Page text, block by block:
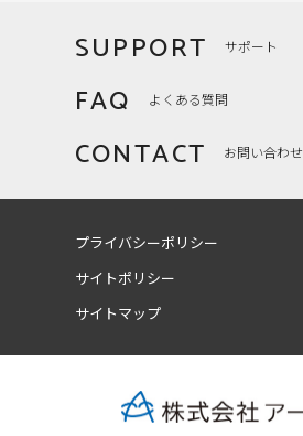
SUPPORT サポート
FAQ よくある質問
CONTACT お問い合わせ
プライバシーポリシー
サイトポリシー
サイトマップ